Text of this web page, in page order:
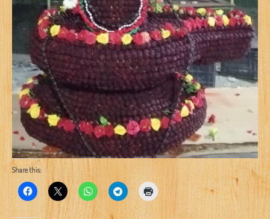
Share this: